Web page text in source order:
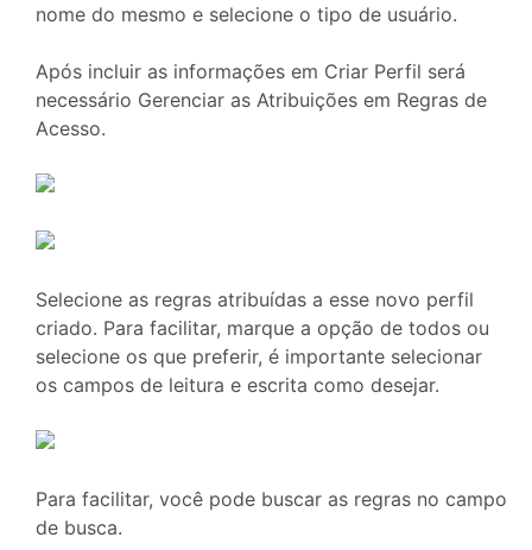
nome do mesmo e selecione o tipo de usuário.
Após incluir as informações em Criar Perfil será
necessário Gerenciar as Atribuições em Regras de
Acesso.
Selecione as regras atribuídas a esse novo perfil
criado. Para facilitar, marque a opção de todos ou
selecione os que preferir, é importante selecionar
os campos de leitura e escrita como desejar.
Para facilitar, você pode buscar as regras no campo
de busca.